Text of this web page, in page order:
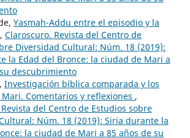
Yasmah-Addu entre el episodio y la
, Claroscuro. Revista del Centro de
Diversidad Cultural: Núm. 18 (2019):
la Edad del Bronce: la ciudad de Mari a
descubrimiento
Investigación bíblica comparada y los
Comentarios y reflexiones ,
del Centro de Estudios sobre
Núm. 18 (2019): Siria durante la
la ciudad de Mari a 85 años de su